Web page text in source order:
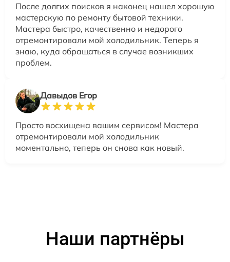
После долгих поисков я наконец нашел хорошую
мастерскую по ремонту бытовой техники.
Мастера быстро, качественно и недорого
отремонтировали мой холодильник. Теперь я
знаю, куда обращаться в случае возникших
проблем.
Давыдов Егор
Просто восхищена вашим сервисом! Мастера
отремонтировали мой холодильник
моментально, теперь он снова как новый.
Наши партнёры